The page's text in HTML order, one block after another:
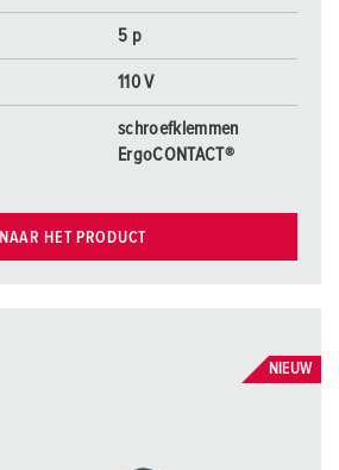
5 p
110 V
schroefklemmen
ErgoCONTACT®
NAAR HET PRODUCT
NIEUW